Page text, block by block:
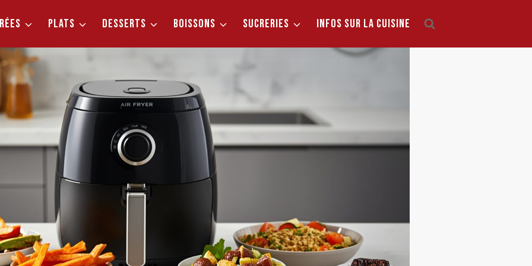
PLATS DESSERTS BOISSONS SUCRERIES INFOS SUR LA CUISINE